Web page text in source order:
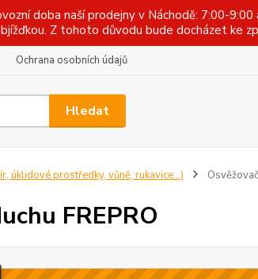
doba naší prodejny v Náchodě: 7:00-
Z tohoto důvodu bude docházet ke
Ochrana osobních údajů
Hledat
úklidové prostředky, vůně, rukavice...)
FREPRO